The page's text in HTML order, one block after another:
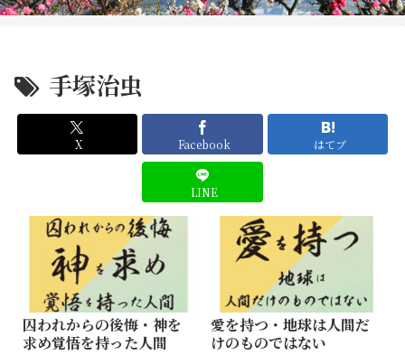
手塚治虫
X Facebook はてブ
LINE
囚われからの後悔・神を
求め覚悟を持った人間
愛を持つ・地球は人間だ
けのものではない